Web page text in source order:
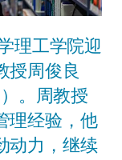
理工学院迎
授周俊良
。周教授
理经验，他
动力，继续